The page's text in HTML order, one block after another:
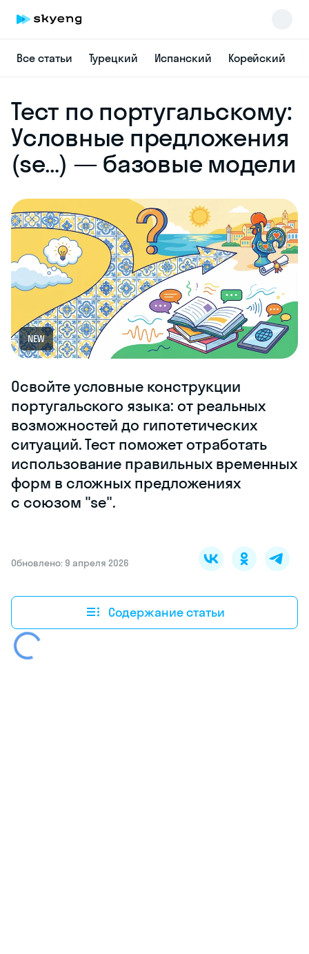
Все статьи Турецкий Испанский Корейский
Тест по португальскому:
Условные предложения
(se…) — базовые модели
NEW
Освойте условные конструкции
португальского языка: от реальных
возможностей до гипотетических
ситуаций. Тест поможет отработать
использование правильных временных
форм в сложных предложениях
с союзом "se".
Обновлено: 9 апреля 2026
Содержание статьи
online